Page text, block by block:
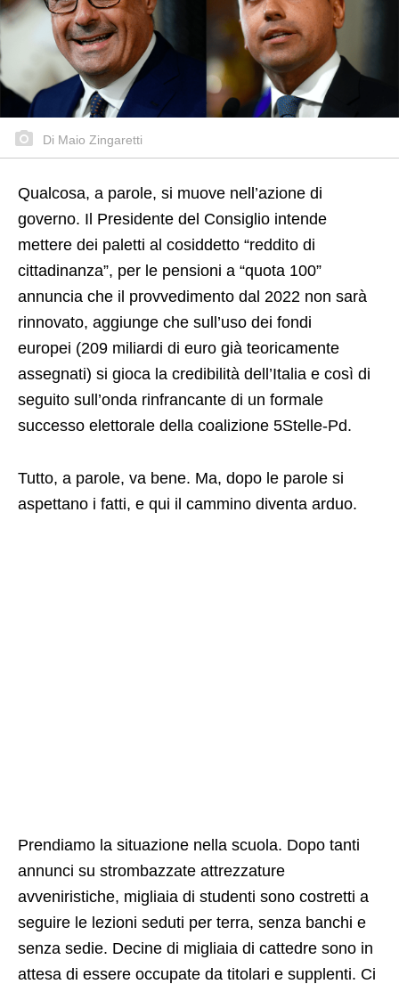
Di Maio Zingaretti
Qualcosa, a parole, si muove nell’azione di
governo. Il Presidente del Consiglio intende
mettere dei paletti al cosiddetto “reddito di
cittadinanza”, per le pensioni a “quota 100”
annuncia che il provvedimento dal 2022 non sarà
rinnovato, aggiunge che sull’uso dei fondi
europei (209 miliardi di euro già teoricamente
assegnati) si gioca la credibilità dell’Italia e così di
seguito sull’onda rinfrancante di un formale
successo elettorale della coalizione 5Stelle-Pd.
Tutto, a parole, va bene. Ma, dopo le parole si
aspettano i fatti, e qui il cammino diventa arduo.
Prendiamo la situazione nella scuola. Dopo tanti
annunci su strombazzate attrezzature
avveniristiche, migliaia di studenti sono costretti a
seguire le lezioni seduti per terra, senza banchi e
senza sedie. Decine di migliaia di cattedre sono in
attesa di essere occupate da titolari e supplenti. Ci